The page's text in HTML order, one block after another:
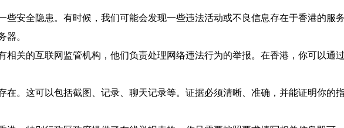
安全隐患。有时候，我们可能会发现一些违法活动或不良信息存在于香港的服
器。
关的互联网监管机构，他们负责处理网络违法行为的举报。在香港，你可以通
。这可以包括截图、记录、聊天记录等。证据必须清晰、准确，并能证明你的